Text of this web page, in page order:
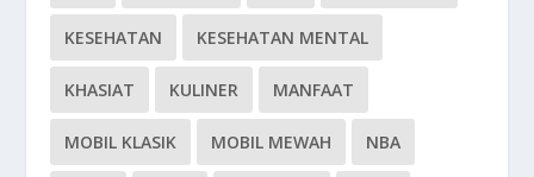
KESEHATAN KESEHATAN MENTAL
KHASIAT KULINER MANFAAT
MOBIL KLASIK MOBIL MEWAH NBA